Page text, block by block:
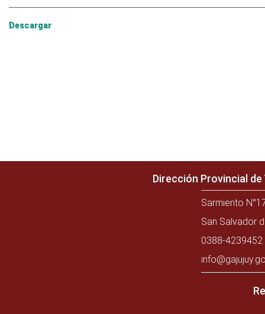
Descargar
Dirección Provincial
Sarmiento
San Salvador
0388-